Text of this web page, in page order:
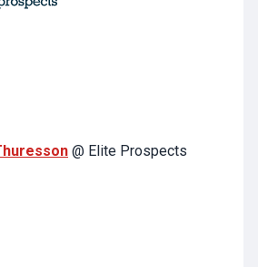
@ Elite Prospects